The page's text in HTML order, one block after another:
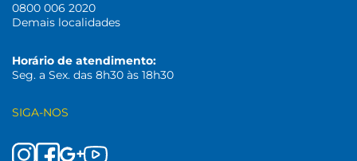
0800 006 2020
Demais localidades
Horário de atendimento:
Seg. a Sex. das 8h30 às 18h30
SIGA-NOS